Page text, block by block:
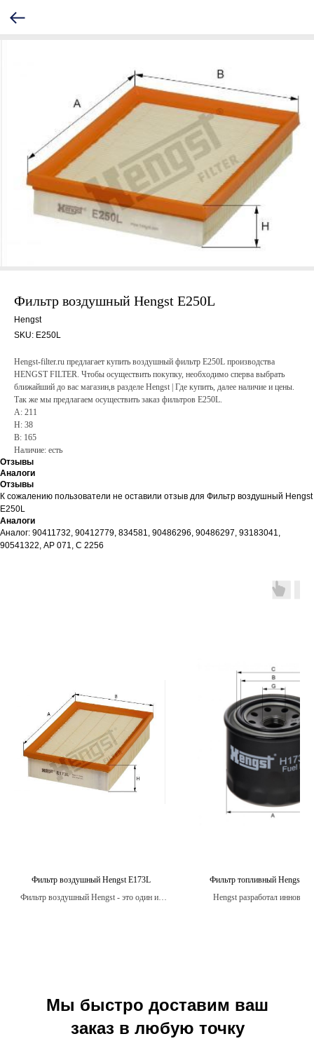
Фильтр воздушный Hengst E250L
Hengst
SKU: E250L
Hengst-filter.ru предлагает купить воздушный фильтр E250L производства
HENGST FILTER. Чтобы осуществить покупку, необходимо сперва выбрать
ближайший до вас магазин,в разделе Hengst | Где купить, далее наличие и цены.
Так же мы предлагаем осуществить заказ фильтров E250L.
A: 211
H: 38
B: 165
Наличие: есть
Отзывы
Аналоги
Отзывы
К сожалению пользователи не оставили отзыв для Фильтр воздушный Hengst
E250L
Аналоги
Аналог: 90411732, 90412779, 834581, 90486296, 90486297, 93183041,
90541322, AP 071, C 2256
Фильтр воздушный Hengst E173L
Фильтр воздушный Hengst - это один из
Фильтр топливный Hengst
Hengst разработал
Мы быстро доставим ваш
заказ в любую точку